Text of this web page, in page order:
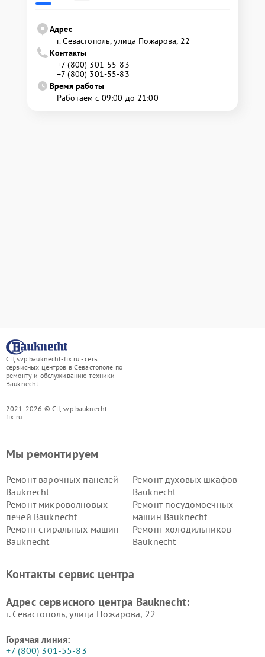
Адрес
г. Севастополь, улица Пожарова, 22
Контакты
+7 (800) 301-55-83
+7 (800) 301-55-83
Время работы
Работаем с 09:00 до 21:00
СЦ svp.bauknecht-fix.ru - сеть
сервисных центров в Севастополе по
ремонту и обслуживанию техники
Bauknecht
2021-2026 © СЦ svp.bauknecht-
fix.ru
Мы ремонтируем
Ремонт варочных панелей
Bauknecht
Ремонт духовых шкафов
Bauknecht
Ремонт микроволновых
печей Bauknecht
Ремонт посудомоечных
машин Bauknecht
Ремонт стиральных машин
Bauknecht
Ремонт холодильников
Bauknecht
Контакты сервис центра
Адрес сервисного центра Bauknecht:
г. Севастополь, улица Пожарова, 22
Горячая линия:
+7 (800) 301-55-83